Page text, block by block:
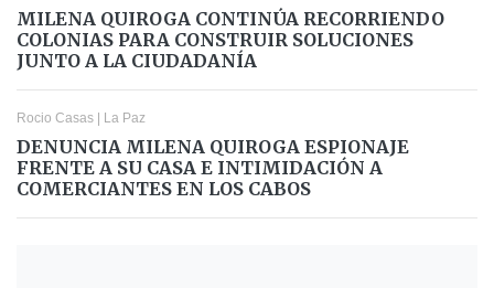
MILENA QUIROGA CONTINÚA RECORRIENDO
COLONIAS PARA CONSTRUIR SOLUCIONES
JUNTO A LA CIUDADANÍA
Rocio Casas La Paz
DENUNCIA MILENA QUIROGA ESPIONAJE
FRENTE A SU CASA E INTIMIDACIÓN A
COMERCIANTES EN LOS CABOS